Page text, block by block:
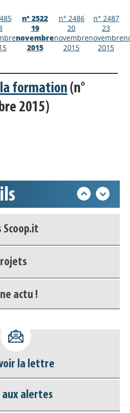
n° 2522
19
novembre
2015
n° 2486
20
novembre
2015
n° 2487
23
novembre
2015
formation (n°
2015)
Scoop.it
actu !
Scoop.it
la lettre
aux alertes